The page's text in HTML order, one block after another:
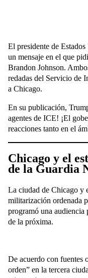
El presidente de
un mensaje en el que
Brandon Johnson.
redadas del Servicio de
a Chicago.
En su publicación,
agentes de ICE! ¡El
reacciones tanto en el
Chicago y el
de la Guardia
La ciudad de Chicago y
militarización ordenada
programó una audiencia
de la próxima.
De acuerdo con fuentes
orden” en la tercera